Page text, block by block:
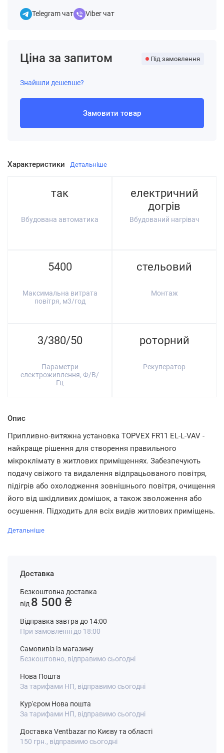
Telegram чат Viber чат
Характеристики Детальніше
так
Вбудована автоматика
електричний
догрів
Вбудований нагрівач
5400
Максимальна витрата
повітря, м3/год
стельовий
Монтаж
3/380/50
Параметри
електроживлення, Ф/В/
Гц
роторний
Рекуператор
Опис
Припливно-витяжна установка TOPVEX FR11 EL-L-VAV -
найкраще рішення для створення правильного
мікроклімату в житлових приміщеннях. Забезпечують
подачу свіжого та видалення відпрацьованого повітря,
підігрів або охолодження зовнішнього повітря, очищення
його від шкідливих домішок, а також зволоження або
осушення. Підходить для всіх видів житлових приміщень.
Детальніше
Доставка
Безкоштовна доставка
від 8 500 ₴
Відправка завтра до 14:00
При замовленні до 18:00
Самовивіз із магазину
Безкоштовно, відправимо сьогодні
Нова Пошта
За тарифами НП, відправимо сьогодні
Кур'єром Нова пошта
За тарифами НП, відправимо сьогодні
Доставка Ventbazar по Києву та області
150 грн., відправимо сьогодні
Ціна за запитом Під замовлення
Знайшли дешевше?
Замовити товар